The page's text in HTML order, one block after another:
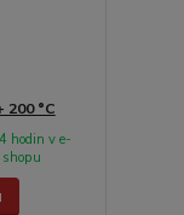
°C
hodin v e-
shopu